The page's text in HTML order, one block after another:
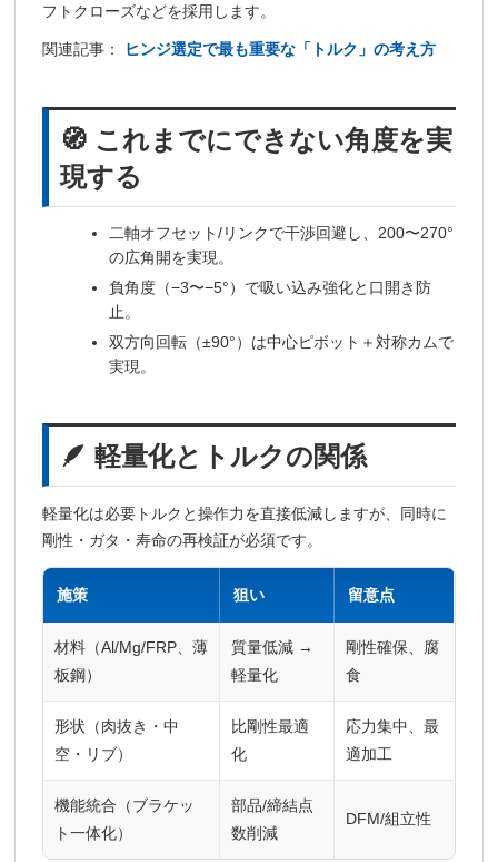
フトクローズなどを採用します。
関連記事： ヒンジ選定で最も重要な「トルク」の考え方
🧭 これまでにできない角度を実
現する
二軸オフセット/リンクで干渉回避し、200〜270°
の広角開を実現。
負角度（−3〜−5°）で吸い込み強化と口開き防
止。
双方向回転（±90°）は中心ピボット＋対称カムで
実現。
🪶 軽量化とトルクの関係
軽量化は必要トルクと操作力を直接低減しますが、同時に
剛性・ガタ・寿命の再検証が必須です。
施策 狙い 留意点
材料（Al/Mg/FRP、薄
板鋼）
質量低減 →
軽量化
剛性確保、腐
食
形状（肉抜き・中
空・リブ）
比剛性最適
化
応力集中、最
適加工
機能統合（ブラケッ
ト一体化）
部品/締結点
数削減
DFM/組立性